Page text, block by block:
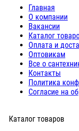
Главная
О компании
Вакансии
Каталог
Оплата и
Оптовикам
Все о
Контакты
Политика
Согласие на
Каталог товаров